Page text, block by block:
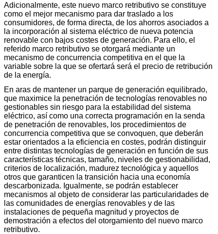
Adicionalmente, este nuevo marco retributivo se constituye
como el mejor mecanismo para dar traslado a los
consumidores, de forma directa, de los ahorros asociados a
la incorporación al sistema eléctrico de nueva potencia
renovable con bajos costes de generación. Para ello, el
referido marco retributivo se otorgará mediante un
mecanismo de concurrencia competitiva en el que la
variable sobre la que se ofertará será el precio de retribución
de la energía.
En aras de mantener un parque de generación equilibrado,
que maximice la penetración de tecnologías renovables no
gestionables sin riesgo para la estabilidad del sistema
eléctrico, así como una correcta programación en la senda
de penetración de renovables, los procedimientos de
concurrencia competitiva que se convoquen, que deberán
estar orientados a la eficiencia en costes, podrán distinguir
entre distintas tecnologías de generación en función de sus
características técnicas, tamaño, niveles de gestionabilidad,
criterios de localización, madurez tecnológica y aquellos
otros que garanticen la transición hacia una economía
descarbonizada. Igualmente, se podrán establecer
mecanismos al objeto de considerar las particularidades de
las comunidades de energías renovables y de las
instalaciones de pequeña magnitud y proyectos de
demostración a efectos del otorgamiento del nuevo marco
retributivo.